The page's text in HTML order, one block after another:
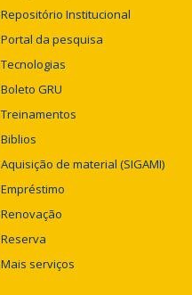
Repositório Institucional
Portal da pesquisa
Tecnologias
Boleto GRU
Treinamentos
Biblios
Aquisição de material (SIGAMI)
Empréstimo
Renovação
Reserva
Mais serviços